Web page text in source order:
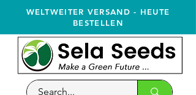
WELTWEITER VERSAND - HEUTE
BESTELLEN